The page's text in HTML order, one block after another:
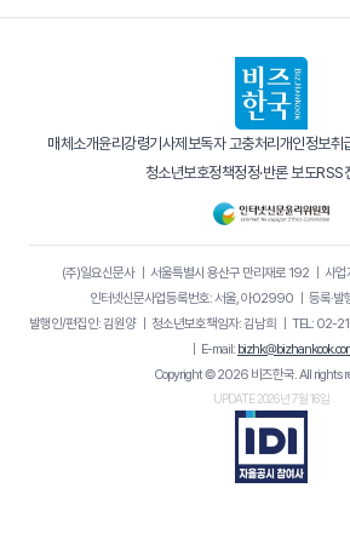
매체소개윤리강령기사제보독자 고충처리 개인정보취
청소년보호정책정정·반론 보도RSS
(주)일요신문사｜ 서울특별시 용산구 만리재로 192｜ 사
인터넷신문사업등록번호: 서울, 아02990
등록·
발행인/편집인: 김원양｜ 청소년보호책임자: 김남희 TEL: 02-
E-mail:
Copyright © 2026 비즈한국. All rights
UPDATE 2026년 7월 16일